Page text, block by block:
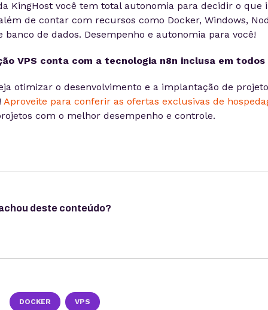
KingHost você tem total autonomia para decidir o que
de contar com recursos como Docker, Windows,
banco de dados. Desempenho e autonomia para você!
VPS conta com a tecnologia n8n inclusa em todos
otimizar o desenvolvimento e a implantação de
Aproveite para conferir as ofertas exclusivas de
com o melhor desempenho e controle.
deste conteúdo?
DOCKER VPS